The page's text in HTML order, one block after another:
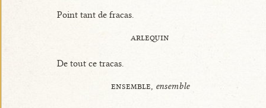
Point tant de fracas.
arlequin
De tout ce tracas.
ensemble, ensemble